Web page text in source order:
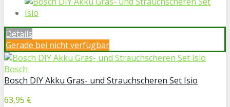
Details
Gerade bei nicht verfügbar
Bosch
Bosch DIY Akku Gras- und Strauchscheren Set Isio
63,95 €